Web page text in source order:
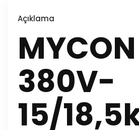
Açıklama
380V-
15/